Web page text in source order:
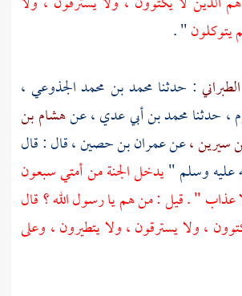
يتوكلون" .
الطبراني : حدثنا محمد بن محمد الجذوعي ،
، حدثنامحمد بن أبي عدي ،عنهشام بن
سيرين ،عنعمران بن حصين ،قال : قال
عليه وسلم "يدخل الجنة من أمتي سبعون
عذاب " . قيل : من هم يا رسول الله ؟ قال
، ولا يسترقون ، ولا يتطيرون ، وعلى